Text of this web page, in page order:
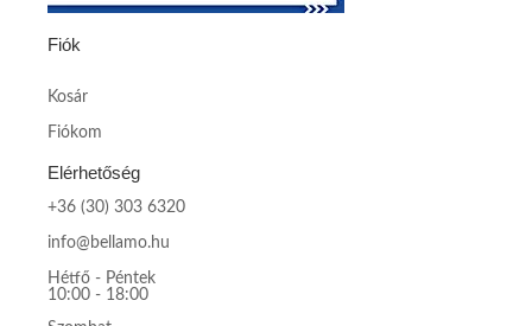
Fiók
Kosár
Fiókom
Elérhetőség
+36 (30) 303 6320
info@bellamo.hu
Hétfő - Péntek
10:00 - 18:00